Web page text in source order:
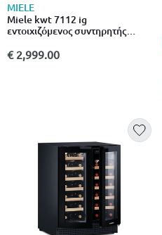
MIELE
Miele kwt 7112 ig
εντοιχιζόμενος συντηρητής
φίλτρο active Airclean και led
φωτισμό
€ 2,999.00